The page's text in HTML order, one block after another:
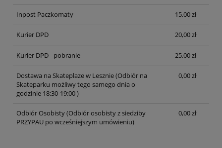
Inpost Paczkomaty 15,00 zł
Kurier DPD 20,00 zł
Kurier DPD - pobranie 25,00 zł
Dostawa na Skateplaze w Lesznie(Odbiór na
Skateparku możliwy tego samego dnia o
godzinie 18:30-19:00 )
0,00 zł
Odbiór Osobisty(Odbiór osobisty z siedziby
PRZYPAU po wcześniejszym umówieniu)
0,00 zł